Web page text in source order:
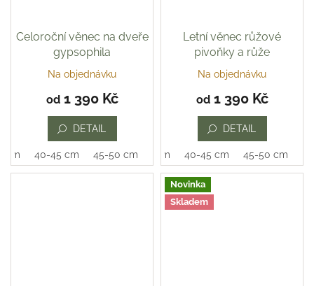
Celoroční věnec na dveře
gypsophila
Průměrné
produktu
5
hvězdiček.
Na objednávku
od1 390 Kč
DETAIL
cm 40-45 cm 45-50 cm
Letní věnec růžové
pivoňky a růže
Průměrné
produktu
5
hvězdiček.
Na objednávku
od1 390 Kč
DETAIL
35-40 cm 40-45 cm 45-50 cm
Novinka
Skladem